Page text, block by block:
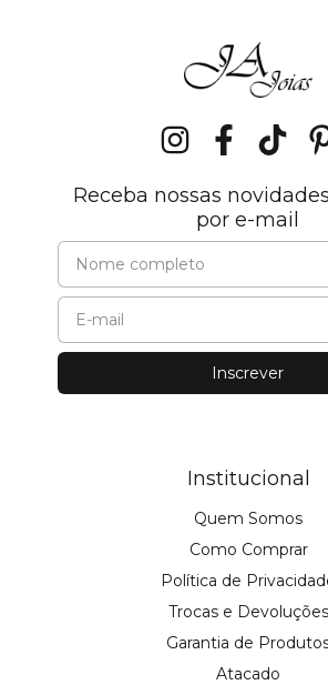
Receba nossas
por e-mail
Institucional
Quem Somos
Como Comprar
Política de
Trocas e Devoluções
Garantia de
Atacado